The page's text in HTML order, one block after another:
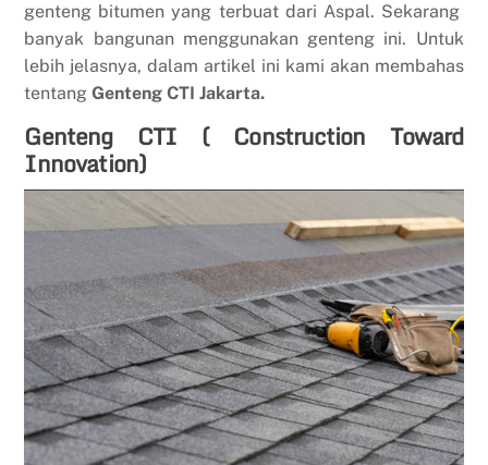
genteng bitumen yang terbuat dari Aspal. Sekarang
banyak bangunan menggunakan genteng ini. Untuk
lebih jelasnya, dalam artikel ini kami akan membahas
tentangGenteng CTI Jakarta.
Genteng CTI ( Construction Toward
Innovation)